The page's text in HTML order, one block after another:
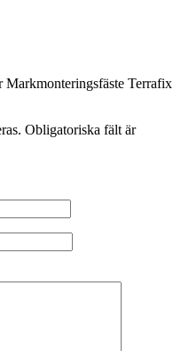
Markmonteringsfäste Terrafix
Obligatoriska fält är